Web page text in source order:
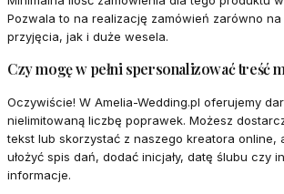
Pozwala to na realizację zamówień zarówno na
przyjęcia, jak i duże wesela.
Czy mogę w pełni spersonalizować treść
Oczywiście! W Amelia-Wedding.pl oferujemy
nielimitowaną liczbę poprawek. Możesz
tekst lub skorzystać z naszego kreatora online,
ułożyć spis dań, dodać inicjały, datę ślubu czy
informacje.